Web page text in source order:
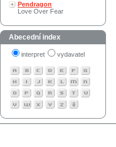
Pendragon
Love Over Fear
Abecední index
interpret vydavatel